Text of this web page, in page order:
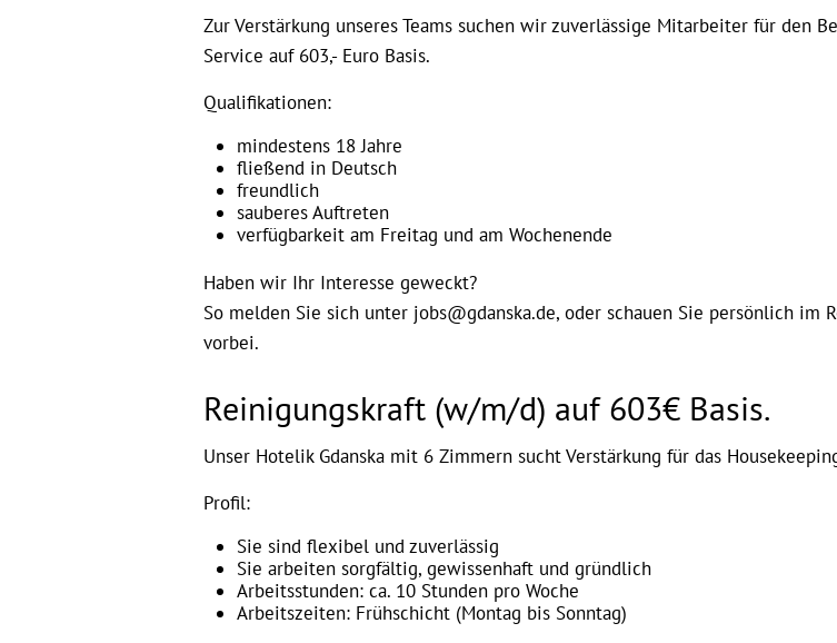
Zur Verstärkung unseres Teams suchen wir zuverlässige Mitarbeiter für den
Service auf 603,- Euro Basis.
Qualifikationen:
mindestens 18 Jahre
fließend in Deutsch
freundlich
sauberes Auftreten
verfügbarkeit am Freitag und am Wochenende
Haben wir Ihr Interesse geweckt?
So melden Sie sich unter jobs@gdanska.de, oder schauen Sie persönlich im
vorbei.
Reinigungskraft (w/m/d) auf 603€ Basis.
Unser Hotelik Gdanska mit 6 Zimmern sucht Verstärkung für das
Profil:
Sie sind flexibel und zuverlässig
Sie arbeiten sorgfältig, gewissenhaft und gründlich
Arbeitsstunden: ca. 10 Stunden pro Woche
Arbeitszeiten: Frühschicht (Montag bis Sonntag)